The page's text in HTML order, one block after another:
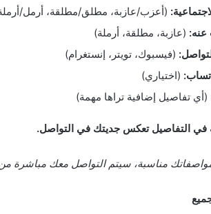
(أعزب/عازبة، مطلق/مطلقة، أرمل/
عنه: (عازبة، مطلقة، أرملة)
(فيسبوك، تويتر، إنستغرام)
(اختياري)
(أي تفاصيل إضافية تراها مهمة)
في التفاصيل تعكس جديتك في التواصل.
مناسبة، سيتم التواصل معك مباشرة من